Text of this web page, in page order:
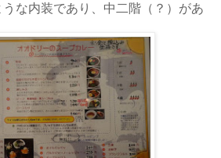
うな内装であり、中二階（？）があ